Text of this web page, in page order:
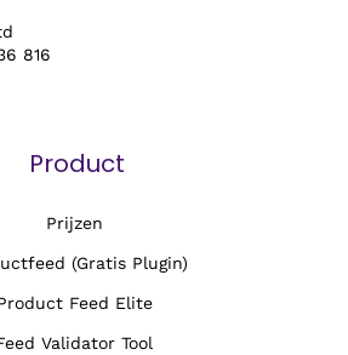
816
Product
Prijzen
(Gratis Plugin)
Feed Elite
Validator Tool